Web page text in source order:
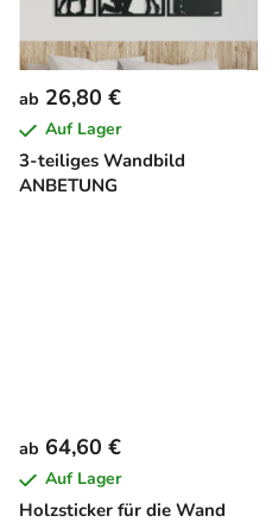
3-teiliges Wandbild
ANBETUNG
ab 26,80 €
Auf Lager
Holzsticker für die Wand
ab 64,60 €
Auf Lager